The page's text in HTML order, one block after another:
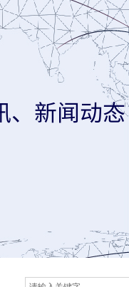
、新闻动态